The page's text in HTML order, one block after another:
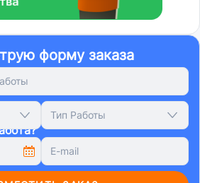
форму заказа
Тип Работы